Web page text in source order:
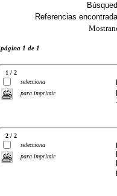
Referencias
página 1 de 1
1 / 2
selecciona
para imprimir
2 / 2
selecciona
para imprimir